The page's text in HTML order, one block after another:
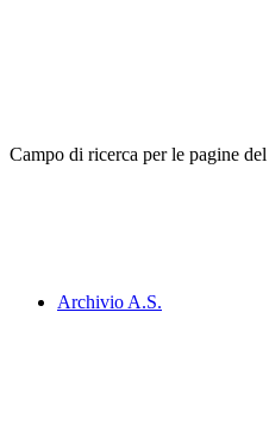
Campo di ricerca per le pagine
Archivio A.S.